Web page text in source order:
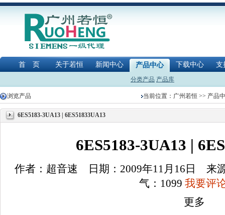
首 页 关于若恒 新闻中心 产品中心 下载中心 支
分类产品 产品库
浏览产品 当前位置： 广州若恒 >> 产品
6ES5183-3UA13 | 6ES51833UA13
6ES5183-3UA13 |
作者：超音速 日期：2009年11月16日
气： 1099 我要评
更多